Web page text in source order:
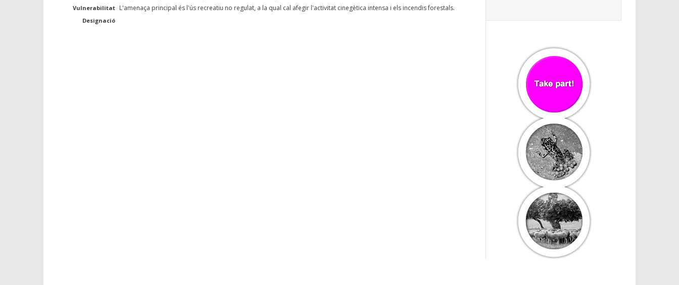
Vulnerabilitat L'amenaça principal és l'ús recreatiu no regulat, a la qual cal afegir l'activitat cinegètica intensa i els incendis forestals.
Designació